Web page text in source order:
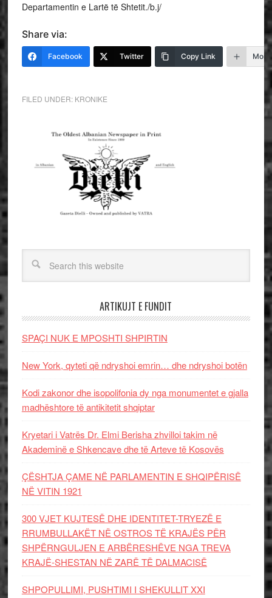
Departamentin e Lartë të Shtetit./b.j/
Share via:
Facebook Twitter Copy Link More
FILED UNDER: KRONIKE
ARTIKUJT E FUNDIT
SPAÇI NUK E MPOSHTI SHPIRTIN
New York, qyteti që ndryshoi emrin… dhe ndryshoi botën
Kodi zakonor dhe isopolifonia dy nga monumentet e gjalla
madhështore të antikitetit shqiptar
Kryetari i Vatrës Dr. Elmi Berisha zhvilloi takim në
Akademinë e Shkencave dhe të Arteve të Kosovës
ÇËSHTJA ÇAME NË PARLAMENTIN E SHQIPËRISË
NË VITIN 1921
300 VJET KUJTESË DHE IDENTITET-TRYEZË E
RRUMBULLAKËT NË OSTROS TË KRAJËS PËR
SHPËRNGULJEN E ARBËRESHËVE NGA TREVA
KRAJË-SHESTAN NË ZARË TË DALMACISË
SHPOPULLIMI, PUSHTIMI I SHEKULLIT XXI